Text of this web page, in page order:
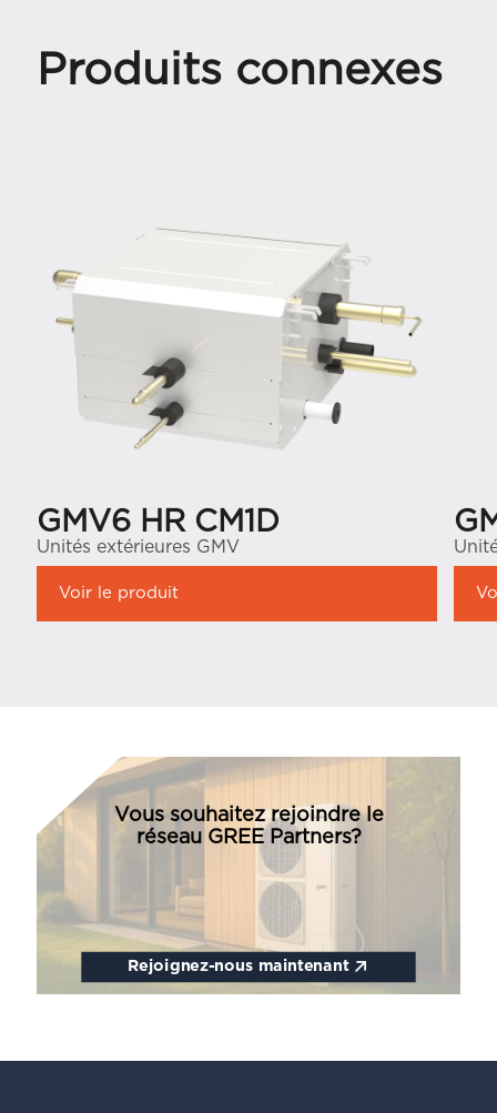
Produits connexes
GMV6 HR CM1D
Unités extérieures GMV
Voir le produit
Rejoignez-nous maintenant
Vous souhaitez rejoindre le
réseau GREE Partners?